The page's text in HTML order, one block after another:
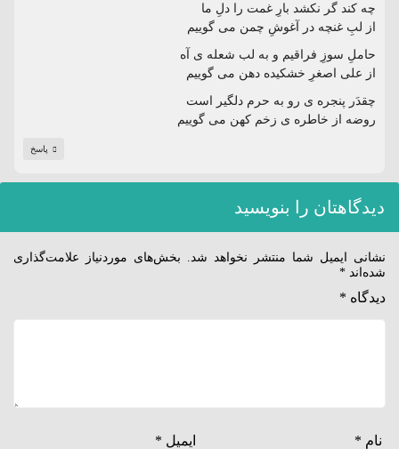
چه کند گر نکشد بارِ غمت را دلِ ما
از لبِ غنچه در آغوشِ چمن می گوییم
حاملِ سوزِ فراقیم و به لب شعله ی آه
از علی اصغرِ خشکیده دهن می گوییم
چقدَر پنجره ی رو به حرم دلگیر است
روضه از خاطره ی زخم کهن می گوییم
پاسخ
دیدگاهتان را بنویسید
نشانی ایمیل شما منتشر نخواهد شد. بخش‌های موردنیاز علامت‌گذاری
شده‌اند *
دیدگاه *
نام * ایمیل *